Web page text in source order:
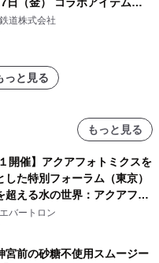
！
道株式会社
っと見る
もっと見る
開催】アクアフォトミクスを
した特別フォーラム（東京）
超える水の世界：アクアフォ
が切り拓く新しい科学の地
バートロン
宮前の砂糖不使用スムージー